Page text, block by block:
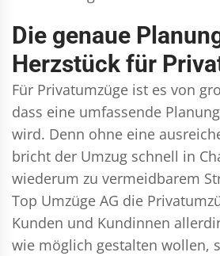
Die genaue
Herzstück für
Für Privatumzüge ist es von
dass eine umfassende
wird. Denn ohne eine
bricht der Umzug schnell in
wiederum zu vermeidbarem
Top Umzüge AG die
Kunden und Kundinnen
wie möglich gestalten wollen,